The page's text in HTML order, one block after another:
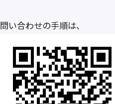
問い合わせの手順は、